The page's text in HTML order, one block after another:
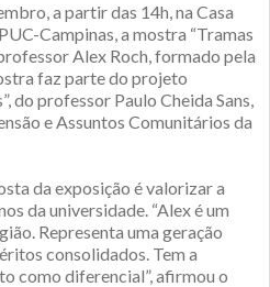
a partir das 14h, na Casa
Campinas, a mostra “Tramas
Alex Roch, formado pela
faz parte do projeto
do professor Paulo Cheida Sans,
e Assuntos Comunitários da
da exposição é valorizar a
da universidade. “Alex é um
Representa uma geração
consolidados. Tem a
como diferencial”, afirmou o